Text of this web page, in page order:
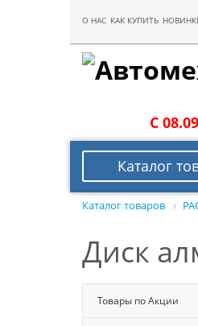
О НАС КАК КУПИТЬ
С
Каталог
Каталог товаров
Диск
Товары по Акции